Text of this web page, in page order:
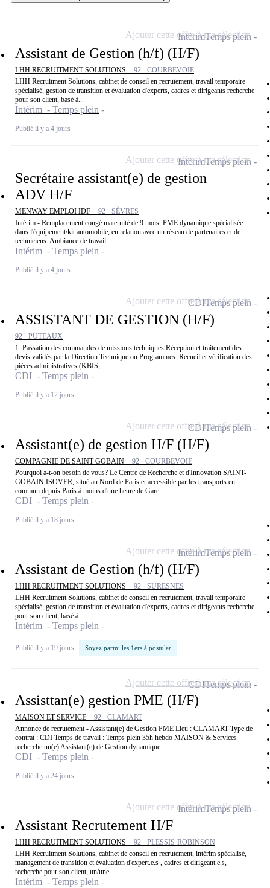
Assistant de Gestion (h/f) (H/F)
LHH RECRUITMENT SOLUTIONS - 92 - COURBEVOIE
LHH Recruitment Solutions, cabinet de conseil en recrutement, travail temporaire
spécialisé, gestion de transition et évaluation d'experts, cadres et dirigeants recherche
pour son client, basé à...
Intérim - Temps plein
Publié il y a 4 jours
IntérimTemps plein
Ajouter cette offre à ma sélection
Secrétaire assistant(e) de gestion
ADV H/F
MENWAY EMPLOI IDF - 92 - SÈVRES
Intérim - Remplacement congé maternité de 9 mois. PME dynamique spécialisée
dans l'équipement/kit automobile, en relation avec un réseau de partenaires et de
techniciens. Ambiance de travail...
Intérim - Temps plein
Publié il y a 4 jours
IntérimTemps plein
Ajouter cette offre à ma sélection
ASSISTANT DE GESTION (H/F)
92 - PUTEAUX
1. Passation des commandes de missions techniques Réception et traitement des
devis validés par la Direction Technique ou Programmes. Recueil et vérification des
pièces administratives (KBIS,...
CDI - Temps plein
Publié il y a 12 jours
CDITemps plein
Ajouter cette offre à ma sélection
Assistant(e) de gestion H/F (H/F)
COMPAGNIE DE SAINT-GOBAIN - 92 - COURBEVOIE
Pourquoi a-t-on besoin de vous? Le Centre de Recherche et d'Innovation SAINT-
GOBAIN ISOVER, situé au Nord de Paris et accessible par les transports en
commun depuis Paris à moins d'une heure de Gare...
CDI - Temps plein
Publié il y a 18 jours
CDITemps plein
Ajouter cette offre à ma sélection
Assistant de Gestion (h/f) (H/F)
LHH RECRUITMENT SOLUTIONS - 92 - SURESNES
LHH Recruitment Solutions, cabinet de conseil en recrutement, travail temporaire
spécialisé, gestion de transition et évaluation d'experts, cadres et dirigeants recherche
pour son client, basé à...
Intérim - Temps plein
Publié il y a 19 jours Soyez parmi les 1ers à postuler
IntérimTemps plein
Ajouter cette offre à ma sélection
Assisttan(e) gestion PME (H/F)
MAISON ET SERVICE - 92 - CLAMART
Annonce de recrutement - Assistant(e) de Gestion PME Lieu : CLAMART Type de
contrat : CDI Temps de travail : Temps plein 35h hebdo MAISON & Services
recherche un(e) Assistant(e) de Gestion dynamique...
CDI - Temps plein
Publié il y a 24 jours
CDITemps plein
Ajouter cette offre à ma sélection
Assistant Recrutement H/F
LHH RECRUITMENT SOLUTIONS - 92 - PLESSIS-ROBINSON
LHH Recruitment Solutions, cabinet de conseil en recrutement, intérim spécialisé,
management de transition et évaluation d'expert.e.s , cadres et dirigeant.e.s,
recherche pour son client, un/une...
Intérim - Temps plein
IntérimTemps plein
Ajouter cette offre à ma sélection